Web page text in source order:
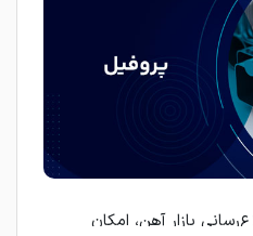
بازار آهن، امکان